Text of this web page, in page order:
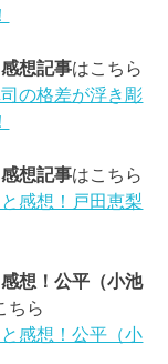
想記事はこちら
の格差が浮き彫
想記事はこちら
感想！戸田恵梨
想！公平（小池
ちら
感想！公平（小